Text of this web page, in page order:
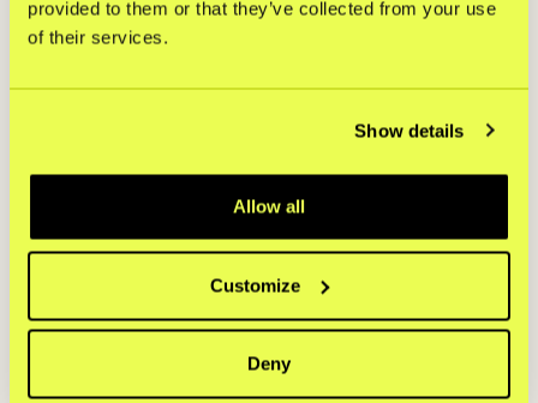
provided to them or that they’ve collected from your use
of their services.
Show details
Allow all
Customize
Deny
sömlöst och krävde